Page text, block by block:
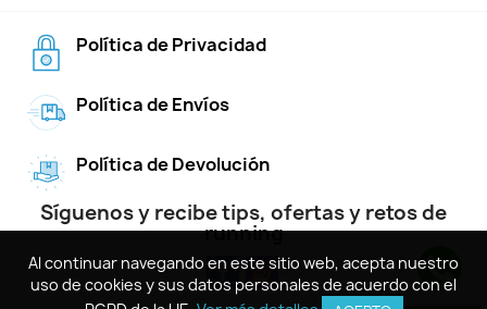
Al continuar navegando en este sitio web, acepta nuestro
uso de cookies y sus datos personales de acuerdo con el
Al continuar navegando en este sitio web, acepta nuestro
uso de cookies y sus datos personales de acuerdo con el
Política de Privacidad
Política de Envíos
Política de Devolución
Síguenos y recibe tips, ofertas y retos de
running